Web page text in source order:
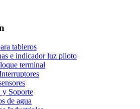
tableros
e indicador luz piloto
terminal
y Soporte
de agua